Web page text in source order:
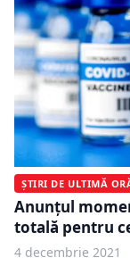
ȘTIRI DE ULTIMĂ
Anunțul
totală pentru
4 decembrie 2021